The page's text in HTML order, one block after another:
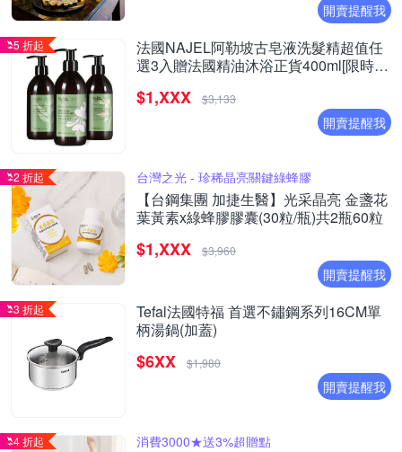
開賣提醒我
5 折起
法國NAJEL阿勒坡古皂液洗髮精超值任
選3入贈法國精油沐浴正貨400ml[限時限
$1,XXX $3,133
開賣提醒我
2 折起 台灣之光 - 珍稀晶亮關鍵綠蜂膠
【台鋼集團 加捷生醫】光采晶亮 金盞花
葉黃素x綠蜂膠膠囊(30粒/瓶)共2瓶60粒
$1,XXX $3,960
開賣提醒我
3 折起
Tefal法國特福 首選不鏽鋼系列16CM單
柄湯鍋(加蓋)
$6XX $1,980
開賣提醒我
4 折起 消費3000★送3%超贈點